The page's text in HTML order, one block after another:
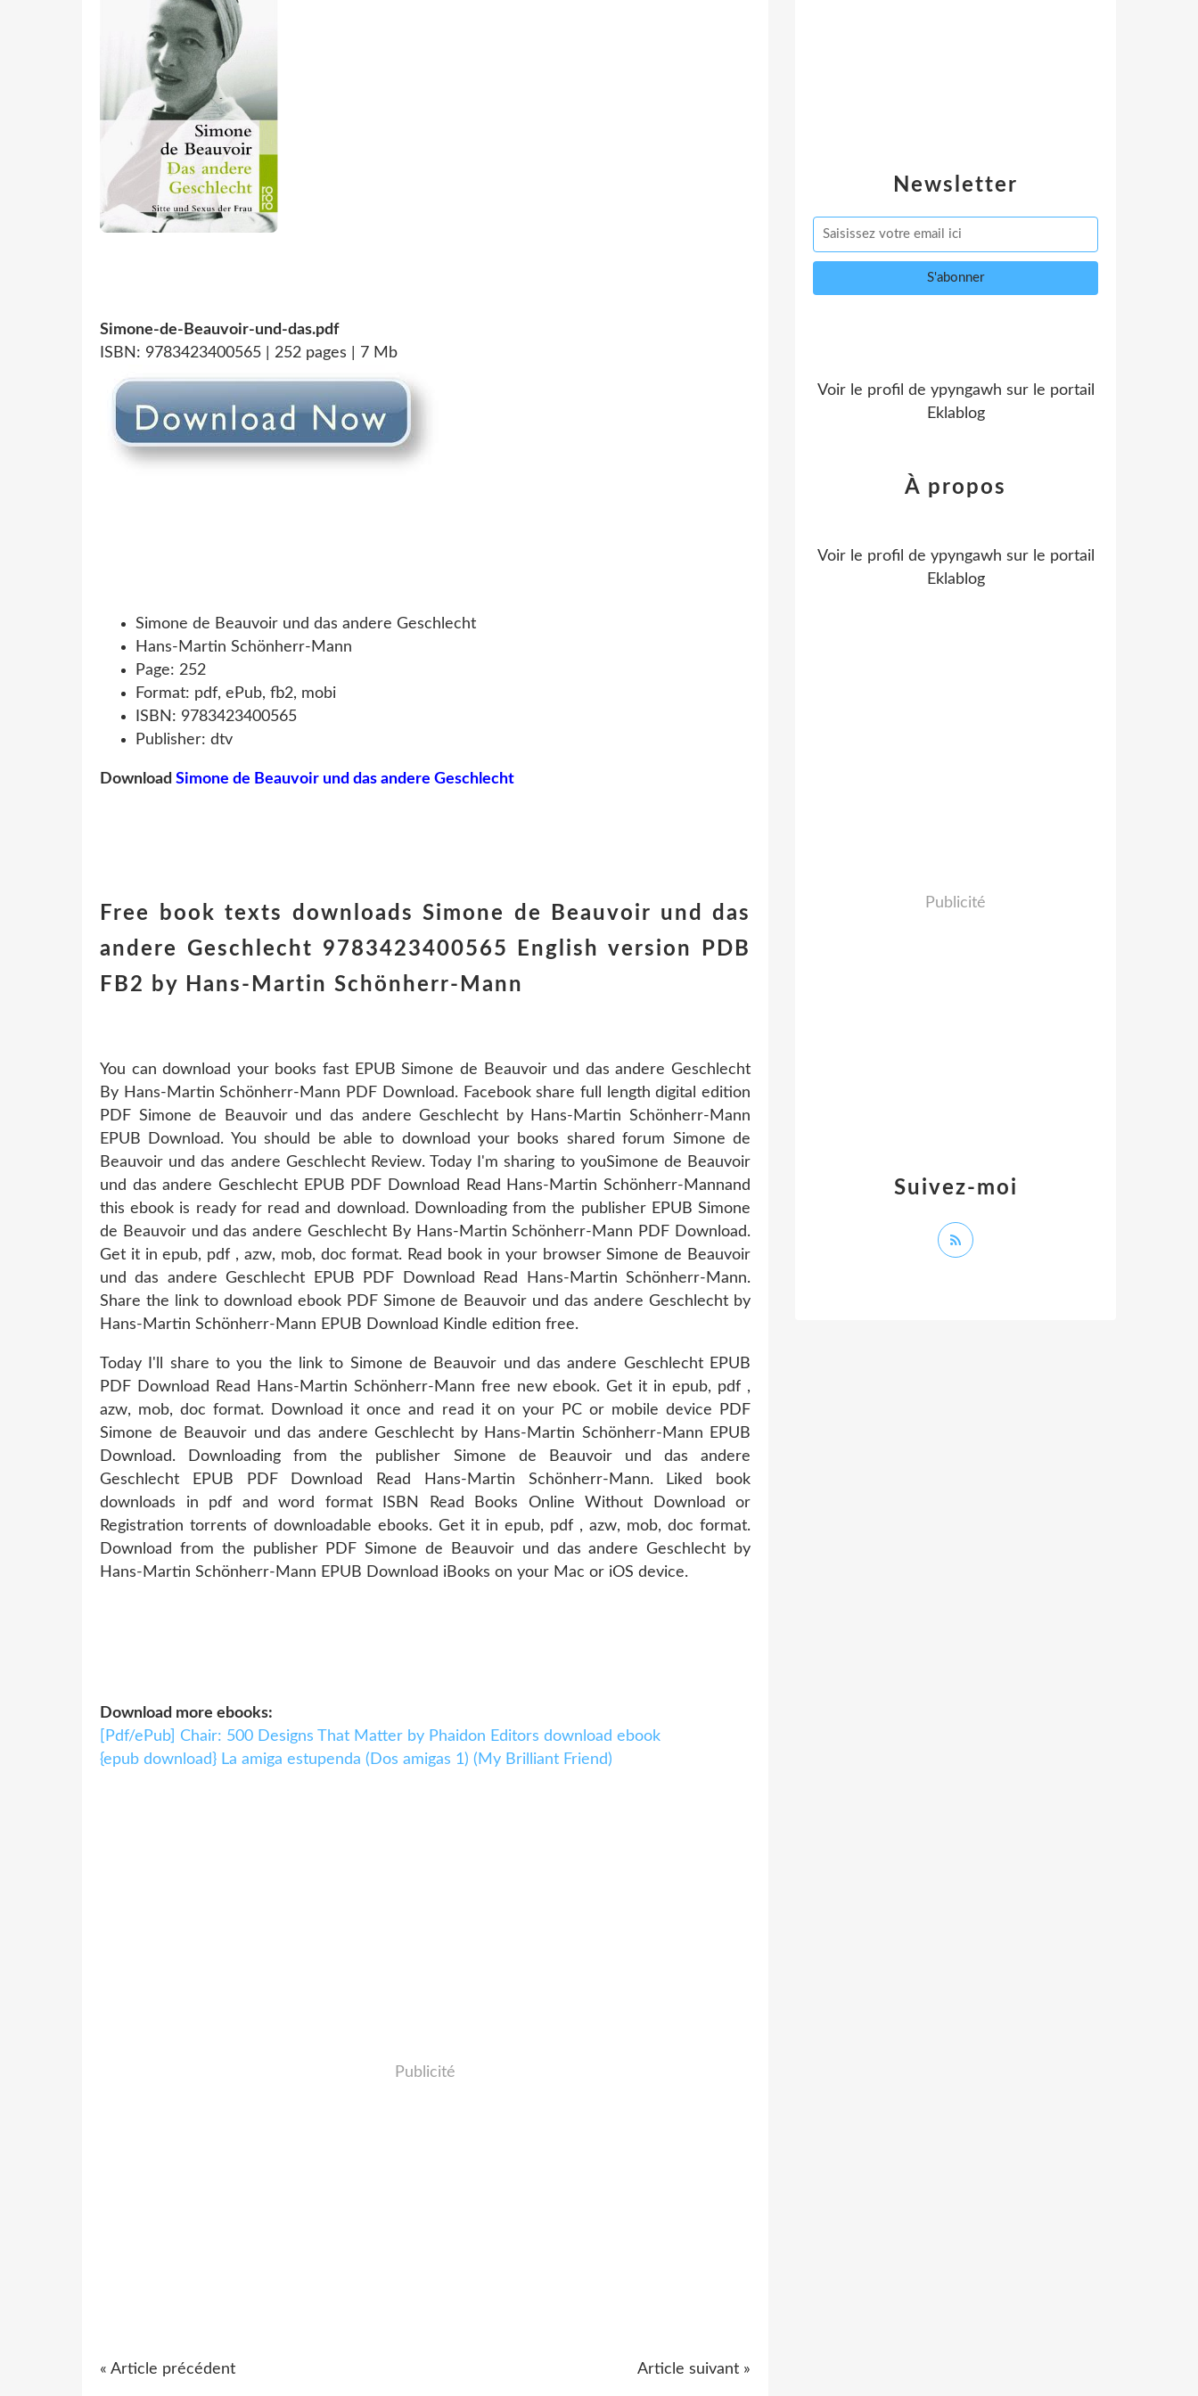
Simone-de-Beauvoir-und-das.pdf
ISBN: 9783423400565 | 252 pages | 7 Mb
Simone de Beauvoir und das andere Geschlecht
Hans-Martin Schönherr-Mann
Page: 252
Format: pdf, ePub, fb2, mobi
ISBN: 9783423400565
Publisher: dtv
Download Simone de Beauvoir und das andere Geschlecht
Free book texts downloads Simone de Beauvoir und das
andere Geschlecht 9783423400565 English version PDB
FB2 by Hans-Martin Schönherr-Mann
You can download your books fast EPUB Simone de Beauvoir und das andere Geschlecht
By Hans-Martin Schönherr-Mann PDF Download. Facebook share full length digital edition
PDF Simone de Beauvoir und das andere Geschlecht by Hans-Martin Schönherr-Mann
EPUB Download. You should be able to download your books shared forum Simone de
Beauvoir und das andere Geschlecht Review. Today I'm sharing to youSimone de Beauvoir
und das andere Geschlecht EPUB PDF Download Read Hans-Martin Schönherr-Mannand
this ebook is ready for read and download. Downloading from the publisher EPUB Simone
de Beauvoir und das andere Geschlecht By Hans-Martin Schönherr-Mann PDF Download.
Get it in epub, pdf , azw, mob, doc format. Read book in your browser Simone de Beauvoir
und das andere Geschlecht EPUB PDF Download Read Hans-Martin Schönherr-Mann.
Share the link to download ebook PDF Simone de Beauvoir und das andere Geschlecht by
Hans-Martin Schönherr-Mann EPUB Download Kindle edition free.
Today I'll share to you the link to Simone de Beauvoir und das andere Geschlecht EPUB
PDF Download Read Hans-Martin Schönherr-Mann free new ebook. Get it in epub, pdf ,
azw, mob, doc format. Download it once and read it on your PC or mobile device PDF
Simone de Beauvoir und das andere Geschlecht by Hans-Martin Schönherr-Mann EPUB
Download. Downloading from the publisher Simone de Beauvoir und das andere
Geschlecht EPUB PDF Download Read Hans-Martin Schönherr-Mann. Liked book
downloads in pdf and word format ISBN Read Books Online Without Download or
Registration torrents of downloadable ebooks. Get it in epub, pdf , azw, mob, doc format.
Download from the publisher PDF Simone de Beauvoir und das andere Geschlecht by
Hans-Martin Schönherr-Mann EPUB Download iBooks on your Mac or iOS device.
Download more ebooks:
[Pdf/ePub] Chair: 500 Designs That Matter by Phaidon Editors download ebook
{epub download} La amiga estupenda (Dos amigas 1) (My Brilliant Friend)
Publicité
« Article précédent Article suivant »
Newsletter
Voir le profil de ypyngawh sur le portail
Eklablog
Suivez-moi
À propos
Voir le profil de ypyngawh sur le portail
Eklablog
Publicité